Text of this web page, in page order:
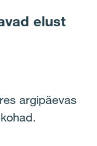
elust
argipäevas